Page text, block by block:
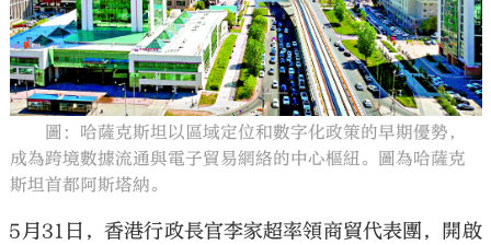
大公文匯
圖：哈薩克斯坦以區域定位和數字化政策的早期優勢，
成為跨境數據流通與電子貿易網絡的中心樞紐。圖為哈薩克
斯坦首都阿斯塔納。
5月31日，香港行政長官李家超率領商貿代表團，開啟